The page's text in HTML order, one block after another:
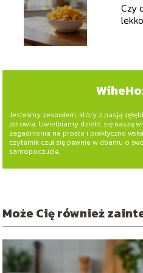
Czy
Jesteśmy zespołem, który z pasją
zdrowia. Uwielbiamy dzielić się naszą
zagadnienia na proste i praktyczne
czytelnik czuł się pewnie w dbaniu o
samopoczucie.
Może Cię również